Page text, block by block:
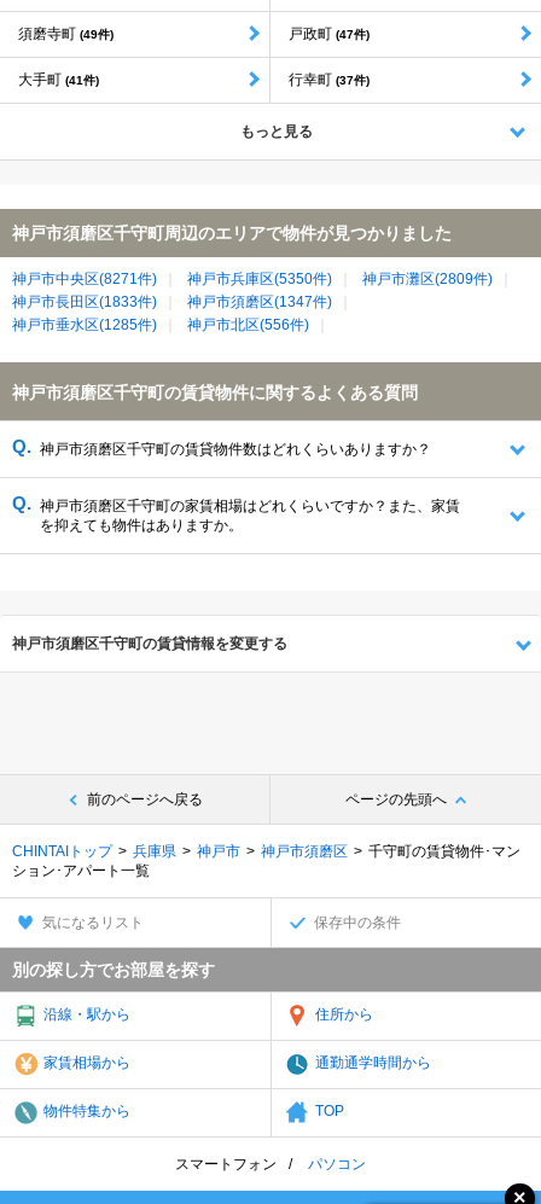
須磨寺町 (49件) 戸政町 (47件)
大手町 (41件) 行幸町 (37件)
もっと見る
神戸市須磨区千守町周辺のエリアで物件が見つかりました
神戸市中央区(8271件) 神戸市兵庫区(5350件)
神戸市灘区(2809件)
神戸市長田区(1833件)
神戸市須磨区(1347件)
神戸市垂水区(1285件)
神戸市北区(556件)
神戸市須磨区千守町の賃貸物件に関するよくある質問
神戸市須磨区千守町の賃貸物件数はどれくらいありますか？
神戸市須磨区千守町の家賃相場はどれくらいですか？また、家賃
を抑えても物件はありますか。
神戸市須磨区千守町の賃貸情報を変更する
前のページへ戻る ページの先頭へ
CHINTAIトップ 兵庫県 神戸市 神戸市須磨区
千守町の賃貸物件･マン
ション･アパート一覧
気になるリスト 保存中の条件
別の探し方でお部屋を探す
沿線・駅から 住所から
家賃相場から 通勤通学時間から
物件特集から TOP
スマートフォン パソコン